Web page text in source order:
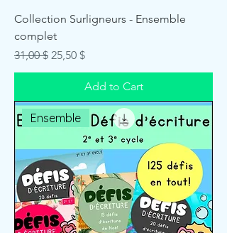
Collection Surligneurs - Ensemble
complet
Regular Price
31,00 $ Sale Price
25,50 $
Add to Cart
Ensemble